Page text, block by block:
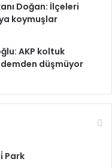
Doğan: İlçeleri
koymuşlar
AKP koltuk
düşmüyor
Park